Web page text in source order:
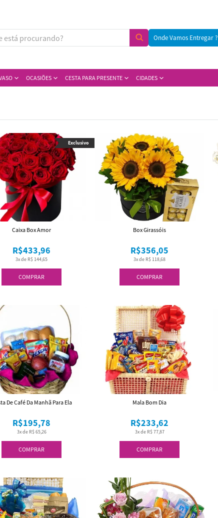
Onde Vamos Entregar ?
OCASIÕES CESTA PARA PRESENTE CIDADES
COMPRAR
3x de R$ 144,65
R$433,96
Caixa Box Amor
Exclusivo
COMPRAR
3x de R$ 118,68
R$356,05
Box Girassóis
COMPRAR
3x de R$ 65,26
R$195,78
De Café Da Manhã Para Ela
COMPRAR
3x de R$ 77,87
R$233,62
Mala Bom Dia